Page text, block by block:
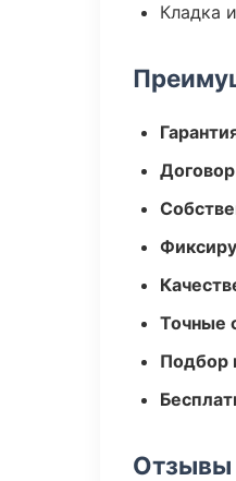
Кладка
Точные
Подбор
Отзывы